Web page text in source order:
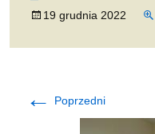
19 grudnia 2022
← Poprzedni